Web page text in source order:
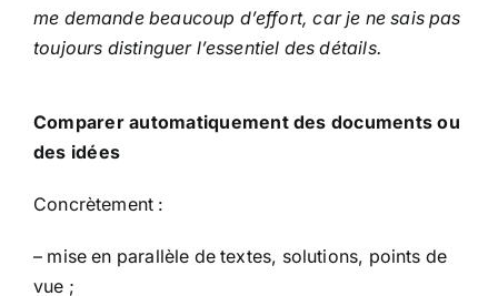
me demande beaucoup d’effort, car je ne sais pas
toujours distinguer l’essentiel des détails.
Comparer automatiquement des documents ou
des idées
Concrètement :
– mise en parallèle de textes, solutions, points de
vue ;